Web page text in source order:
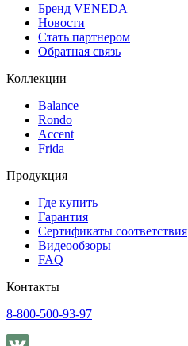
Бренд VENEDA
Новости
Стать партнером
Обратная связь
Коллекции
Balance
Rondo
Accent
Frida
Продукция
Где купить
Гарантия
Сертификаты соответствия
Видеообзоры
FAQ
Контакты
8-800-500-93-97